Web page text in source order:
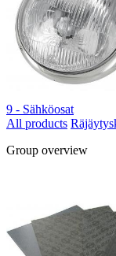
9 - Sähköosat
All products
Group overview